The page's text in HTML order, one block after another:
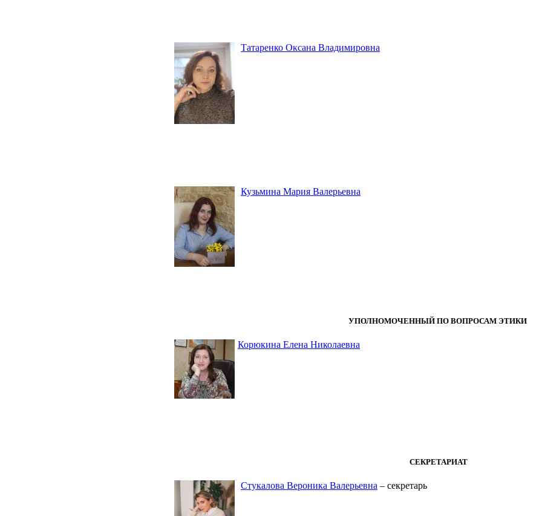
Татаренко Оксана Владимировна
Кузьмина Мария Валерьевна
УПОЛНОМОЧЕННЫЙ ПО ВОПРОСАМ ЭТИКИ
Корюкина Елена Николаевна
СЕКРЕТАРИАТ
Стукалова Вероника Валерьевна – секретарь